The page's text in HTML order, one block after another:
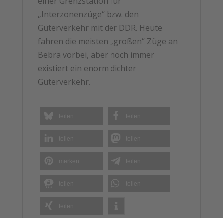
„Interzonenzüge“ bzw. den
Güterverkehr mit der DDR. Heute
fahren die meisten „großen“ Züge an
Bebra vorbei, aber noch immer
existiert ein enorm dichter
Güterverkehr.
teilen teilen
teilen teilen
teilen
teilen teilen
teilen